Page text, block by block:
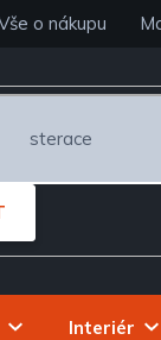
o nákupu
Interiér